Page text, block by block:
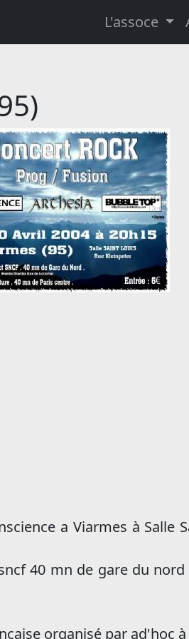
L'assoce
a Viarmes à
40 mn de gare du
organisé par ad'hoc